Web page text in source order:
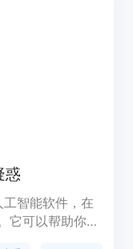
惑
智能软件，在
它可以帮助你快